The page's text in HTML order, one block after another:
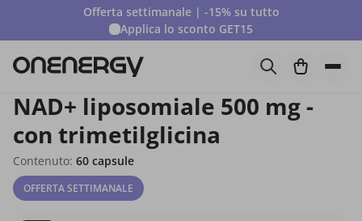
Offerta settimanale | -15% su tutto
Applica lo sconto GET15
NAD+ liposomiale 500 mg -
con trimetilglicina
Contenuto: 60 capsule
OFFERTA SETTIMANALE